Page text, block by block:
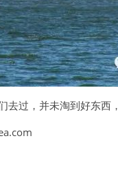
for kids
过，并未淘到好东西